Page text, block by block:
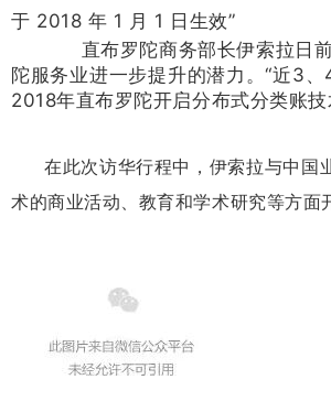
于 2018 年 1 月 1 日生效”
直布罗陀商务部长伊索拉日
陀服务业进一步提升的潜力。“近3
2018年直布罗陀开启分布式分类账
在此次访华行程中，伊索拉与中国
术的商业活动、教育和学术研究等方面